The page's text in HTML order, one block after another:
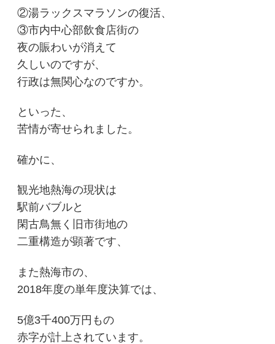
②湯ラックスマラソンの復活、
③市内中心部飲食店街の
夜の賑わいが消えて
久しいのですが、
行政は無関心なのですか。
といった、
苦情が寄せられました。
確かに、
観光地熱海の現状は
駅前バブルと
閑古鳥無く旧市街地の
二重構造が顕著です、
また熱海市の、
2018年度の単年度決算では、
5億3千400万円もの
赤字が計上されています。